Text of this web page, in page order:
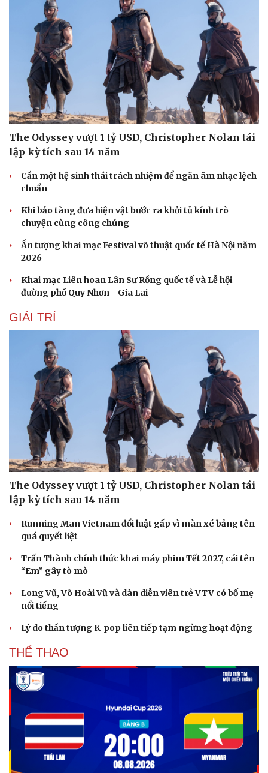
Du lịch
Tư vấn
Săn Tour
check-in
Podcast
Cửa sổ tình yêu
The Odyssey vượt 1 tỷ USD, Christopher Nolan tái
lập kỳ tích sau 14 năm
Cần một hệ sinh thái trách nhiệm để ngăn âm nhạc lệch
chuẩn
Khi bảo tàng đưa hiện vật bước ra khỏi tủ kính trò
chuyện cùng công chúng
Ấn tượng khai mạc Festival võ thuật quốc tế Hà Nội năm
2026
Khai mạc Liên hoan Lân Sư Rồng quốc tế và Lễ hội
đường phố Quy Nhơn - Gia Lai
GIẢI TRÍ
The Odyssey vượt 1 tỷ USD, Christopher Nolan tái
lập kỳ tích sau 14 năm
Running Man Vietnam đổi luật gấp vì màn xé bảng tên
quá quyết liệt
Trấn Thành chính thức khai máy phim Tết 2027, cái tên
“Em” gây tò mò
Long Vũ, Võ Hoài Vũ và dàn diễn viên trẻ VTV có bố mẹ
nổi tiếng
Lý do thần tượng K-pop liên tiếp tạm ngừng hoạt động
THỂ THAO